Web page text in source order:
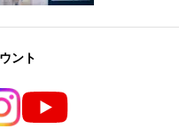
ント